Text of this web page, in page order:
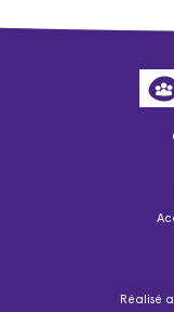
Réalisé